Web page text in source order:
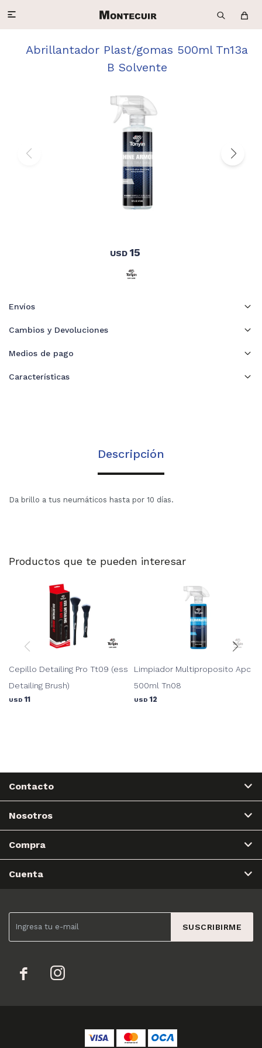

Abrillantador Plast/gomas 500ml Tn13a
B Solvente
USD 15
Envíos
Cambios y Devoluciones
Medios de pago
Características
Descripción
Da brillo a tus neumáticos hasta por 10 días.
Productos que te pueden interesar
Cepillo Detailing Pro Tt09 (ess
Detailing Brush)
USD 11
Limpiador Multiproposito Apc
500ml Tn08
USD 12
SUSCRIBIRME
 
Contacto
Nosotros
Compra
Cuenta